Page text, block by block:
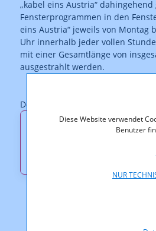
Diese Website verwendet
Benutzer
NUR
„kabel eins Austria“
Fensterprogrammen in den
eins Austria“ jeweils von Montag
Uhr innerhalb jeder vollen
mit einer Gesamtlänge von
ausgestrahlt werden.
Der Bescheid ist rechtskräftig."
KOA_2.150-12-008.pdf